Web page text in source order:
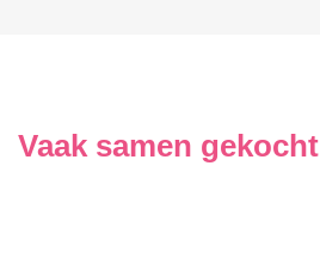
Vaak samen gekocht